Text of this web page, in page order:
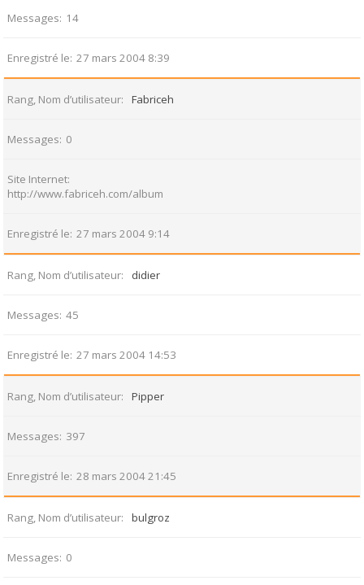
Messages 14
Enregistré le 27 mars 2004 8:39
Rang, Nom d’utilisateur Fabriceh
Messages 0
Site Internet
http://www.fabriceh.com/album
Enregistré le 27 mars 2004 9:14
Rang, Nom d’utilisateur didier
Messages 45
Enregistré le 27 mars 2004 14:53
Rang, Nom d’utilisateur Pipper
Messages 397
Enregistré le 28 mars 2004 21:45
Rang, Nom d’utilisateur bulgroz
Messages 0